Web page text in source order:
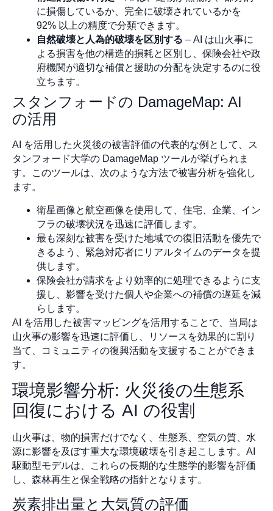
に損傷しているか、完全に破壊されているかを
92% 以上の精度で分類できます。
自然破壊と人為的破壊を区別する – AI は山火事に
よる損害を他の構造的損耗と区別し、保険会社や政
府機関が適切な補償と援助の分配を決定するのに役
立ちます。
スタンフォードの DamageMap: AI
の活用
AI を活用した火災後の被害評価の代表的な例として、ス
タンフォード大学の DamageMap ツールが挙げられま
す。このツールは、次のような方法で被害分析を強化し
ます。
衛星画像と航空画像を使用して、住宅、企業、イン
フラの破壊状況を迅速に評価します。
最も深刻な被害を受けた地域での復旧活動を優先で
きるよう、緊急対応者にリアルタイムのデータを提
供します。
保険会社が請求をより効率的に処理できるように支
援し、影響を受けた個人や企業への補償の遅延を減
らします。
AI を活用した被害マッピングを活用することで、当局は
山火事の影響を迅速に評価し、リソースを効果的に割り
当て、コミュニティの復興活動を支援することができま
す。
環境影響分析: 火災後の生態系
回復における AI の役割
山火事は、物的損害だけでなく、生態系、空気の質、水
源に影響を及ぼす重大な環境破壊を引き起こします。AI
駆動型モデルは、これらの長期的な生態学的影響を評価
し、森林再生と保全戦略の指針となります。
炭素排出量と大気質の評価